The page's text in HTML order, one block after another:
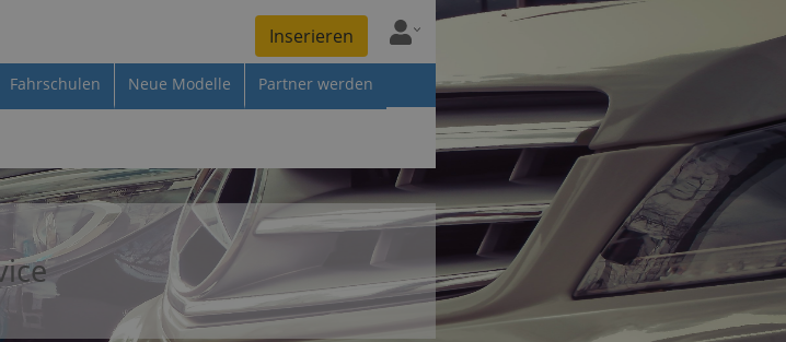
Inserieren
Fahrschulen Neue Modelle Partner werden